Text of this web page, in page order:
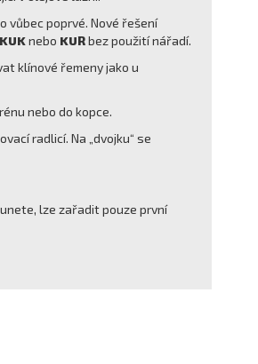
vůbec poprvé. Nové řešení
KUKnebo KURbez použití nářadí.
klínové řemeny jako u
nebo do kopce.
radlicí. Na „dvojku“ se
lze zařadit pouze první